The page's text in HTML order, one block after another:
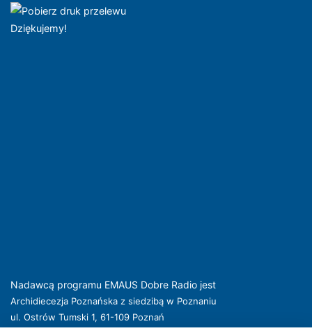
Dziękujemy!
Nadawcą programu EMAUS Dobre Radio jest
Archidiecezja Poznańska z siedzibą w Poznaniu
ul. Ostrów Tumski 1, 61-109 Poznań